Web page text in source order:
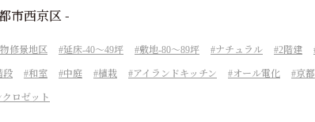
市西京区 -
修景地区 延床-40～49坪 敷地-80～89坪 ナチュラル 2階建
段 和室 中庭 植栽 アイランドキッチン オール電化 京都
クロゼット